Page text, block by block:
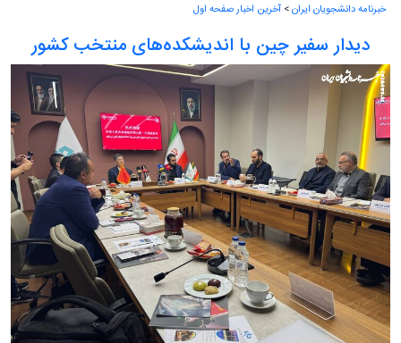
خبرنامه دانشجویان ایران> آخرین اخبار صفحه اول
دیدار سفیر چین با اندیشکده‌های منتخب کشور